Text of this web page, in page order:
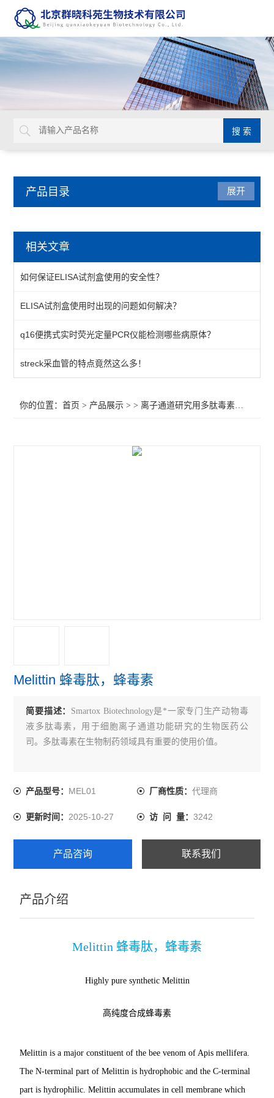
产品目录
smartox biotech蛛毒素
smartox biotech芋螺毒素
smartox biotech蝎毒素
查看全部 >>
展开
相关文章
如何保证ELISA试剂盒使用的安全性？
ELISA试剂盒使用时出现的问题如何解决？
q16便携式实时荧光定量PCR仪能检测哪些病原体？
streck采血管的特点竟然这么多！
你的位置：首页 > 产品展示 > > 离子通道研究用多肽毒素>Melittin
Melittin 蜂毒肽，蜂毒素
简要描述： Smartox Biotechnology是*一家专门生产动物毒
液多肽毒素，用于细胞离子通道功能研究的生物医药公
司。多肽毒素在生物制药领域具有重要的使用价值。
产品型号： MEL01 厂商性质： 代理商
更新时间：2025-10-27 访 问 量： 3242
产品咨询 联系我们
产品介绍
Melittin 蜂毒肽，蜂毒素
Highly pure synthetic Melittin
高纯度合成蜂毒素
Melittin is a major constituent of the bee venom of Apis mellifera.
The N-terminal part of Melittin is hydrophobic and the C-terminal
part is hydrophilic. Melittin accumulates in cell membrane which